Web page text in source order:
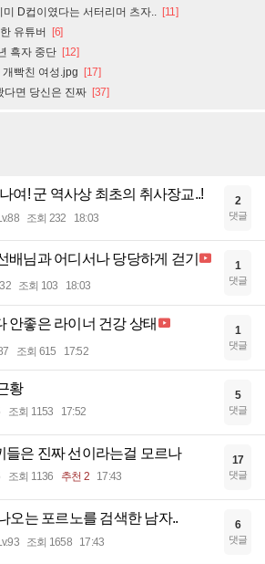
D컵이였다는 서터리머 츠자.. [11]
유튜버 [6]
흑자 중단 [12]
빡친 여성.jpg [17]
다면 당신은 진짜 [37]
여! 군 역사상 최초의 취사장교..!
조회 232 18:03
2
댓글
배님과 어디서나 당당하게 걷기
조회 103 18:03
1
댓글
안좋은 라이너 건강 상태
조회 615 17:52
1
댓글
황
조회 1153 17:52
5
댓글
들은 진짜 선이라는걸 모르나
조회 1136 추천 2 17:43
17
댓글
오는 포르노를 검색한 남자..
조회 1658 17:43
6
댓글